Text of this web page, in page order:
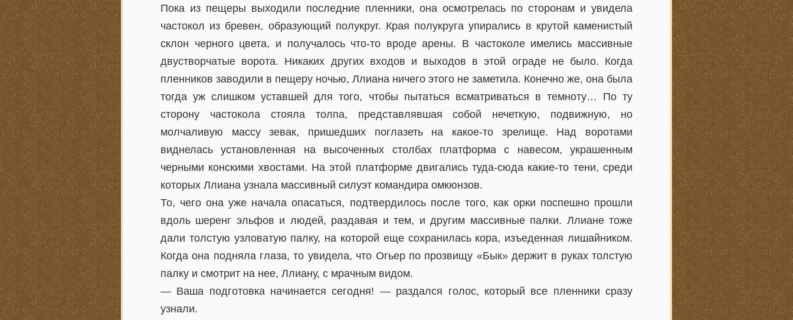
Пока из пещеры выходили последние пленники, она осмотрелась по сторонам и увидела
частокол из бревен, образующий полукруг. Края полукруга упирались в крутой каменистый
склон черного цвета, и получалось что-то вроде арены. В частоколе имелись массивные
двустворчатые ворота. Никаких других входов и выходов в этой ограде не было. Когда
пленников заводили в пещеру ночью, Ллиана ничего этого не заметила. Конечно же, она была
тогда уж слишком уставшей для того, чтобы пытаться всматриваться в темноту… По ту
сторону частокола стояла толпа, представлявшая собой нечеткую, подвижную, но
молчаливую массу зевак, пришедших поглазеть на какое-то зрелище. Над воротами
виднелась установленная на высоченных столбах платформа с навесом, украшенным
черными конскими хвостами. На этой платформе двигались туда-сюда какие-то тени, среди
которых Ллиана узнала массивный силуэт командира омкюнзов.
То, чего она уже начала опасаться, подтвердилось после того, как орки поспешно прошли
вдоль шеренг эльфов и людей, раздавая и тем, и другим массивные палки. Ллиане тоже
дали толстую узловатую палку, на которой еще сохранилась кора, изъеденная лишайником.
Когда она подняла глаза, то увидела, что Огьер по прозвищу «Бык» держит в руках толстую
палку и смотрит на нее, Ллиану, с мрачным видом.
— Ваша подготовка начинается сегодня! — раздался голос, который все пленники сразу
узнали.